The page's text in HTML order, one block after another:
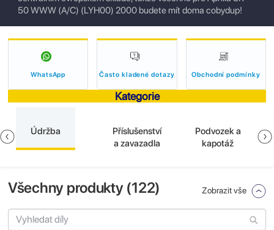
50 WWW (A/C) (LYH00) 2000 budete mít doma cobydup!
WhatsApp Často kladené dotazy Obchodní podmínky
Kategorie
Údržba
Příslušenství
a zavazadla
Podvozek a
kapotáž
Všechny produkty (122) Zobrazit vše